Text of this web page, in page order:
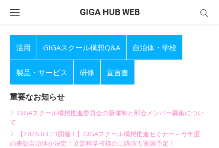
GIGA HUB WEB
活用 GIGAスクール構想Q&A 自治体・学校
製品・サービス 研修 宣言書
重要なお知らせ
GIGAスクール構想推進委員会の新体制と部会メンバー募集につい
て
【2026.03.13開催！】GIGAスクール構想推進セミナー～今年度
の表彰自治体が決定！文部科学省様のご講演も実施予定！